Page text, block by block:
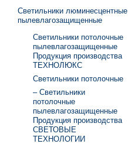
Светильники люминесцентные
пылевлагозащищенные
Светильники потолочные
пылевлагозащищенные
Продукция производства
ТЕХНОЛЮКС
Светильники потолочные
– Светильники
потолочные
пылевлагозащищенные
Продукция производства
СВЕТОВЫЕ
ТЕХНОЛОГИИ